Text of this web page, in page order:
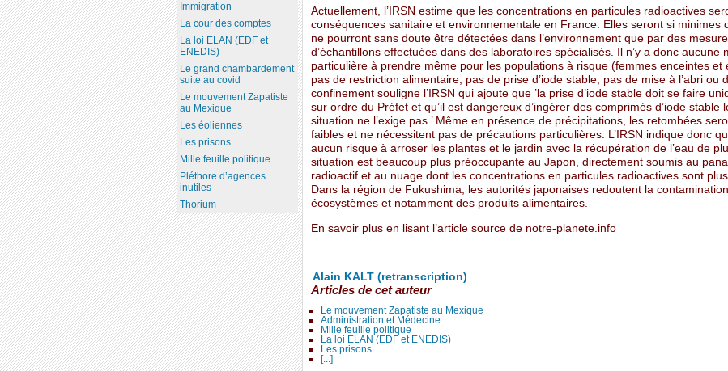
Actuellement, l’IRSN estime que les concentrations en particules radioactives
conséquences sanitaire et environnementale en France. Elles seront si minimes
ne pourront sans doute être détectées dans l’environnement que par des
d’échantillons effectuées dans des laboratoires spécialisés. Il n’y a donc aucune
particulière à prendre même pour les populations à risque (femmes enceintes et
pas de restriction alimentaire, pas de prise d’iode stable, pas de mise à l’abri ou
confinement souligne l’IRSN qui ajoute que ’la prise d’iode stable doit se faire
sur ordre du Préfet et qu’il est dangereux d’ingérer des comprimés d’iode stable
situation ne l’exige pas.’ Même en présence de précipitations, les retombées
faibles et ne nécessitent pas de précautions particulières. L’IRSN indique donc
aucun risque à arroser les plantes et le jardin avec la récupération de l’eau de
situation est beaucoup plus préoccupante au Japon, directement soumis au
radioactif et au nuage dont les concentrations en particules radioactives sont
Dans la région de Fukushima, les autorités japonaises redoutent la
écosystèmes et notamment des produits alimentaires.
En savoir plus en lisant l’article source de notre-planete.info
Alain KALT (retranscription)
Articles de cet auteur
Le mouvement Zapatiste au Mexique
Administration et Médecine
Mille feuille politique
La loi ELAN (EDF et ENEDIS)
Les prisons
[...]
Immigration
La cour des comptes
La loi ELAN (EDF et
ENEDIS)
Le grand chambardement
suite au covid
Le mouvement Zapatiste
au Mexique
Les éoliennes
Les prisons
Mille feuille politique
Pléthore d’agences
inutiles
Thorium